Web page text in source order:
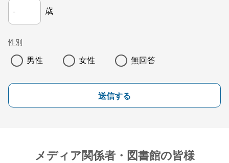
歳
性別
男性 女性 無回答
送信する
メディア関係者・図書館の皆様